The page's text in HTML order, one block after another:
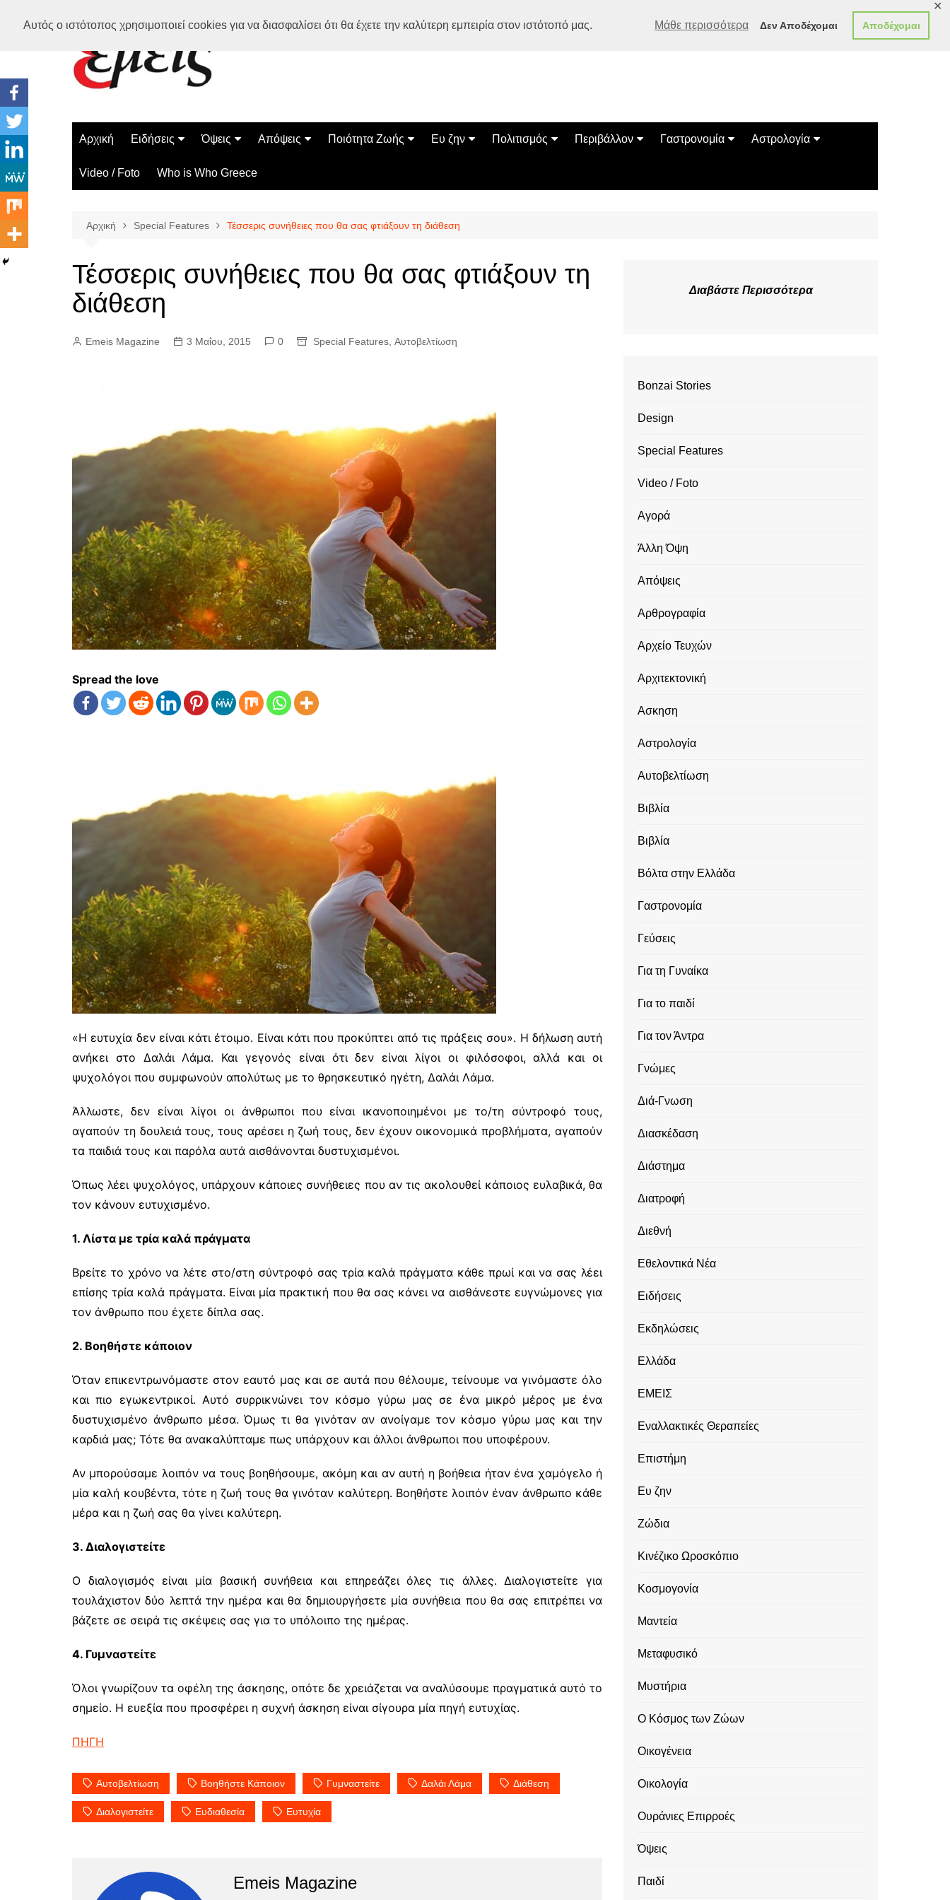
Αυτός ο ιστότοπος χρησιμοποιεί cookies για να διασφαλίσει ότι θα έχετε την καλύτερη εμπειρία στον ιστότοπό μας. Μάθε περισσότερα Δεν Αποδέχομαι Αποδέχομαι
✕
Αρχική Ειδήσεις
Ελλάδα
Διεθνή
Όψεις
Διάστημα
Επιστήμη
Περίεργα
Απόψεις
Αρθρογραφία
Ποιότητα Ζωής
Ασκηση
Ευ ζην
Αυτοβελτίωση
Πολιτισμός
Εκδηλώσεις
Αρχιτεκτονική
Bonsai Stories
Περιβάλλον
Οικολογία
Γαστρονομία
Συνταγές
Αστρολογία
Κινέζικο Ωροσκόπιο
Video / Foto Who is Who Greece
Αρχική Special Features Τέσσερις συνήθειες που θα σας φτιάξουν τη διάθεση
Τέσσερις συνήθειες που θα σας φτιάξουν τη
διάθεση
Emeis Magazine 3 Μαΐου, 2015 0 Special Features Αυτοβελτίωση
Spread the love
«Η ευτυχία δεν είναι κάτι έτοιμο. Είναι κάτι που προκύπτει από τις πράξεις σου». Η δήλωση αυτή
ανήκει στο Δαλάι Λάμα. Και γεγονός είναι ότι δεν είναι λίγοι οι φιλόσοφοι, αλλά και οι
ψυχολόγοι που συμφωνούν απολύτως με το θρησκευτικό ηγέτη, Δαλάι Λάμα.
Άλλωστε, δεν είναι λίγοι οι άνθρωποι που είναι ικανοποιημένοι με το/τη σύντροφό τους,
αγαπούν τη δουλειά τους, τους αρέσει η ζωή τους, δεν έχουν οικονομικά προβλήματα, αγαπούν
τα παιδιά τους και παρόλα αυτά αισθάνονται δυστυχισμένοι.
Όπως λέει ψυχολόγος, υπάρχουν κάποιες συνήθειες που αν τις ακολουθεί κάποιος ευλαβικά, θα
τον κάνουν ευτυχισμένο.
1. Λίστα με τρία καλά πράγματα
Βρείτε το χρόνο να λέτε στο/στη σύντροφό σας τρία καλά πράγματα κάθε πρωί και να σας λέει
επίσης τρία καλά πράγματα. Είναι μία πρακτική που θα σας κάνει να αισθάνεστε ευγνώμονες για
τον άνθρωπο που έχετε δίπλα σας.
2. Βοηθήστε κάποιον
Όταν επικεντρωνόμαστε στον εαυτό μας και σε αυτά που θέλουμε, τείνουμε να γινόμαστε όλο
και πιο εγωκεντρικοί. Αυτό συρρικνώνει τον κόσμο γύρω μας σε ένα μικρό μέρος με ένα
δυστυχισμένο άνθρωπο μέσα. Όμως τι θα γινόταν αν ανοίγαμε τον κόσμο γύρω μας και την
καρδιά μας; Τότε θα ανακαλύπταμε πως υπάρχουν και άλλοι άνθρωποι που υποφέρουν.
Αν μπορούσαμε λοιπόν να τους βοηθήσουμε, ακόμη και αν αυτή η βοήθεια ήταν ένα χαμόγελο ή
μία καλή κουβέντα, τότε η ζωή τους θα γινόταν καλύτερη. Βοηθήστε λοιπόν έναν άνθρωπο κάθε
μέρα και η ζωή σας θα γίνει καλύτερη.
3. Διαλογιστείτε
Ο διαλογισμός είναι μία βασική συνήθεια και επηρεάζει όλες τις άλλες. Διαλογιστείτε για
τουλάχιστον δύο λεπτά την ημέρα και θα δημιουργήσετε μία συνήθεια που θα σας επιτρέπει να
βάζετε σε σειρά τις σκέψεις σας για το υπόλοιπο της ημέρας.
4. Γυμναστείτε
Όλοι γνωρίζουν τα οφέλη της άσκησης, οπότε δε χρειάζεται να αναλύσουμε πραγματικά αυτό το
σημείο. Η ευεξία που προσφέρει η συχνή άσκηση είναι σίγουρα μία πηγή ευτυχίας.
ΠΗΓΗ
Αυτοβελτίωση Βοηθήστε Κάποιον Γυμναστείτε Δαλάι Λάμα Διάθεση
Διαλογιστείτε Ευδιαθεσία Ευτυχία
Emeis Magazine
Διαβάστε Περισσότερα
Bonzai Stories
Design
Special Features
Video / Foto
Αγορά
Άλλη Όψη
Απόψεις
Αρθρογραφία
Αρχείο Τευχών
Αρχιτεκτονική
Ασκηση
Αστρολογία
Αυτοβελτίωση
Βιβλία
Βιβλία
Βόλτα στην Ελλάδα
Γαστρονομία
Γεύσεις
Για τη Γυναίκα
Για το παιδί
Για τον Άντρα
Γνώμες
Διά-Γνωση
Διασκέδαση
Διάστημα
Διατροφή
Διεθνή
Εθελοντικά Νέα
Ειδήσεις
Εκδηλώσεις
Ελλάδα
ΕΜΕΙΣ
Εναλλακτικές Θεραπείες
Επιστήμη
Ευ ζην
Ζώδια
Κινέζικο Ωροσκόπιο
Κοσμογονία
Μαντεία
Μεταφυσικό
Μυστήρια
Ο Κόσμος των Ζώων
Οικογένεια
Οικολογία
Ουράνιες Επιρροές
Όψεις
Παιδί